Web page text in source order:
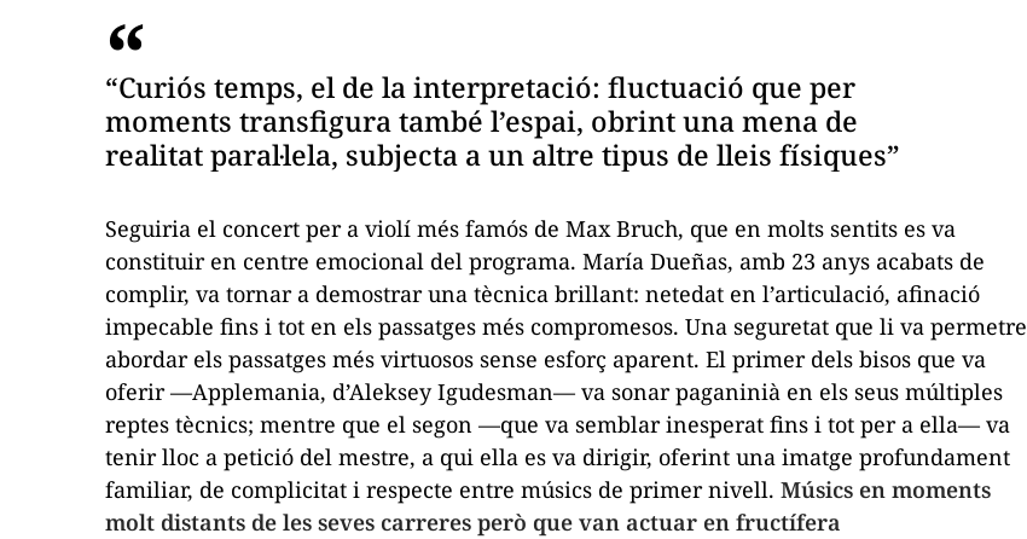
“Curiós temps, el de la interpretació: fluctuació que per
moments transfigura també l’espai, obrint una mena de
realitat paral·lela, subjecta a un altre tipus de lleis físiques”
Seguiria el concert per a violí més famós de Max Bruch, que en molts sentits es va
constituir en centre emocional del programa. María Dueñas, amb 23 anys acabats de
complir, va tornar a demostrar una tècnica brillant: netedat en l’articulació, afinació
impecable fins i tot en els passatges més compromesos. Una seguretat que li va permetre
abordar els passatges més virtuosos sense esforç aparent. El primer dels bisos que va
oferir —Applemania, d’Aleksey Igudesman— va sonarpaganinià en els seus múltiples
reptes tècnics; mentre que el segon —que va semblar inesperat fins i tot per a ella— va
tenir lloc a petició del mestre, a qui ella es va dirigir, oferint una imatge profundament
familiar, de complicitat i respecte entre músics de primer nivell. Músics en moments
molt distants de les seves carreres però que van actuar en fructífera